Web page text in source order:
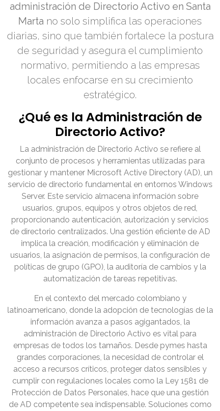
administración de Directorio Activo en Santa
Marta no solo simplifica las operaciones
diarias, sino que también fortalece la postura
de seguridad y asegura el cumplimiento
normativo, permitiendo a las empresas
locales enfocarse en su crecimiento
estratégico.
¿Qué es la Administración de
Directorio Activo?
La administración de Directorio Activo se refiere al
conjunto de procesos y herramientas utilizadas para
gestionar y mantener Microsoft Active Directory (AD), un
servicio de directorio fundamental en entornos Windows
Server. Este servicio almacena información sobre
usuarios, grupos, equipos y otros objetos de red,
proporcionando autenticación, autorización y servicios
de directorio centralizados. Una gestión eficiente de AD
implica la creación, modificación y eliminación de
usuarios, la asignación de permisos, la configuración de
políticas de grupo (GPO), la auditoría de cambios y la
automatización de tareas repetitivas.
En el contexto del mercado colombiano y
latinoamericano, donde la adopción de tecnologías de la
información avanza a pasos agigantados, la
administración de Directorio Activo es vital para
empresas de todos los tamaños. Desde pymes hasta
grandes corporaciones, la necesidad de controlar el
acceso a recursos críticos, proteger datos sensibles y
cumplir con regulaciones locales como la Ley 1581 de
Protección de Datos Personales, hace que una gestión
de AD competente sea indispensable. Soluciones como